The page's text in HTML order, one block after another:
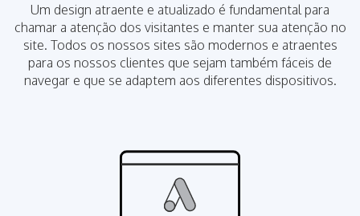
Um design atraente e atualizado é fundamental para
chamar a atenção dos visitantes e manter sua atenção no
site. Todos os nossos sites são modernos e atraentes
para os nossos clientes que sejam também fáceis de
navegar e que se adaptem aos diferentes dispositivos.